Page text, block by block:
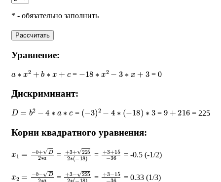
* - обязательно заполнить
Рассчитать
Уравнение:
2 b ∗ = 18∗ 2− ∗ = 0
Дискриминант:
D= 2− a = (− 3)2− ∗ −18)∗ = 9 +216 = 225
Корни квадратного уравнения:
+ D2∗ = + 3 + 225 (− 18)
= + 3 + 15 36
= -0.5 (-1/2)
b−D2∗ = +3−225 (−18)
= +3−15 36
= 0.33 (1/3)